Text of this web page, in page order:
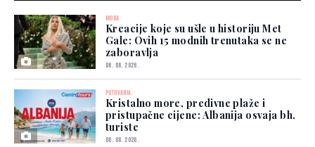
MODA
Kreacije koje su ušle u historiju Met
Gale: Ovih 15 modnih trenutaka se ne
zaboravlja
06. 08. 2026.
PUTOVANJA
Kristalno more, predivne plaže i
pristupačne cijene: Albanija osvaja bh.
turiste
06. 08. 2026.